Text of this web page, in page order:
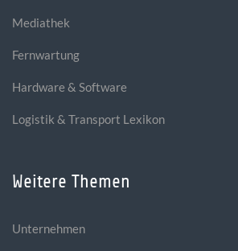
Mediathek
Fernwartung
Hardware & Software
Logistik & Transport Lexikon
Weitere Themen
Unternehmen